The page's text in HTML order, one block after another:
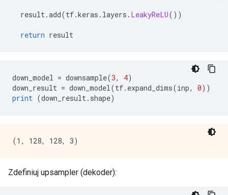
result.add(tf.keras . layers . LeakyReLU())
return result
down_model = downsample(3, 4)
down_result = down_model(tf. expand_dims(inp, 0))
print (down_result. shape)
Zdefiniuj upsampler (dekoder):